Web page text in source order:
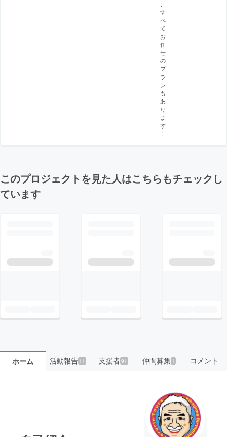
す
べ
て
お
任
せ
の
プ
ラ
ン
も
あ
り
ま
す
！
このプロジェクトを見た人はこちらもチェックし
ています
ホーム 活動報告11 支援者91 仲間募集 1 コメント